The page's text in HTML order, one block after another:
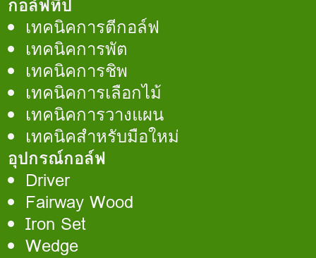
เทคนิคการตีกอล์ฟ
เทคนิคการพัต
เทคนิคการชิพ
เทคนิคการเลือกไม้
เทคนิคการวางแผน
เทคนิคสำหรับมือใหม่
อุปกรณ์กอล์ฟ
Driver
Fairway Wood
Iron Set
Wedge